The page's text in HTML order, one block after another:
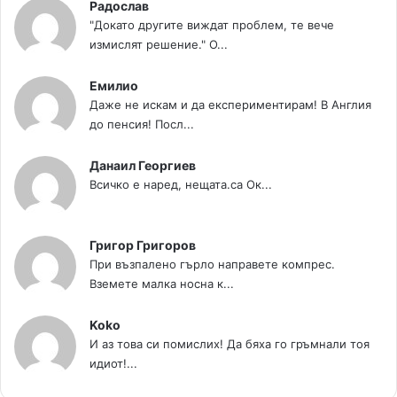
Радослав
"Докато другите виждат проблем, те вече
измислят решение." О...
Емилио
Даже не искам и да експериментирам! В Англия
до пенсия! Посл...
Данаил Георгиев
Всичко е наред, нещата.са Ок...
Григор Григоров
При възпалено гърло направете компрес.
Вземете малка носна к...
Koko
И аз това си помислих! Да бяха го гръмнали тоя
идиот!...